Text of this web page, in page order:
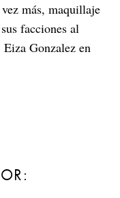
más, maquillaje
facciones al
Gonzalez en